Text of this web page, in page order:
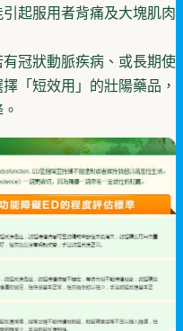
起服用者背痛及大塊肌肉
冠狀動脈疾病、或長期使
「短效用」的壯陽藥品，